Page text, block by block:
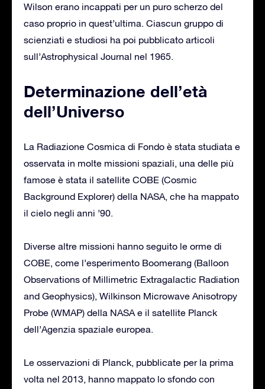
Wilson erano incappati per un puro scherzo del
caso proprio in quest’ultima. Ciascun gruppo di
scienziati e studiosi ha poi pubblicato articoli
sull’Astrophysical Journal nel 1965.
Determinazione dell’età
dell’Universo
La Radiazione Cosmica di Fondo è stata studiata e
osservata in molte missioni spaziali, una delle più
famose è stata il satellite COBE (Cosmic
Background Explorer) della NASA, che ha mappato
il cielo negli anni ’90.
Diverse altre missioni hanno seguito le orme di
COBE, come l’esperimento Boomerang (Balloon
Observations of Millimetric Extragalactic Radiation
and Geophysics), Wilkinson Microwave Anisotropy
Probe (WMAP) della NASA e il satellite Planck
dell’Agenzia spaziale europea.
Le osservazioni di Planck, pubblicate per la prima
volta nel 2013, hanno mappato lo sfondo con